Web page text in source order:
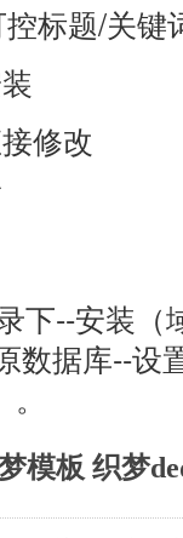
标题/关键
修改
下--安装（
数据库--设
模板 织梦